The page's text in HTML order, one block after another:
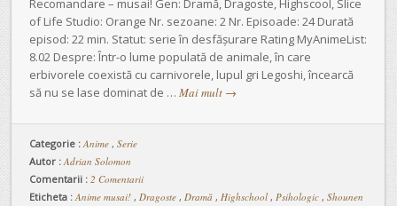
of Life Studio: Orange Nr. sezoane: 2 Nr. Episoade: 24 Durată
episod: 22 min. Statut: serie în desfășurare Rating MyAnimeList:
8.02 Despre: Într-o lume populată de animale, în care
erbivorele coexistă cu carnivorele, lupul gri Legoshi, încearcă
să nu se lase dominat de … Mai mult →
Categorie : Anime , Serie
Autor : Adrian Solomon
Comentarii : 2 Comentarii
Eticheta : Anime musai! , Dragoste , Dramă , Highschool , Psihologic , Shounen